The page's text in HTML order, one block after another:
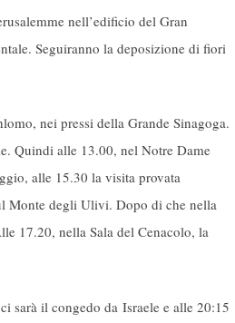
nell’edificio del Gran
Seguiranno la deposizione di fiori
nei pressi della Grande Sinagoga.
Quindi alle 13.00, nel Notre Dame
alle 15.30 la visita provata
Monte degli Ulivi. Dopo di che nella
17.20, nella Sala del Cenacolo, la
sarà il congedo da Israele e alle 20:15